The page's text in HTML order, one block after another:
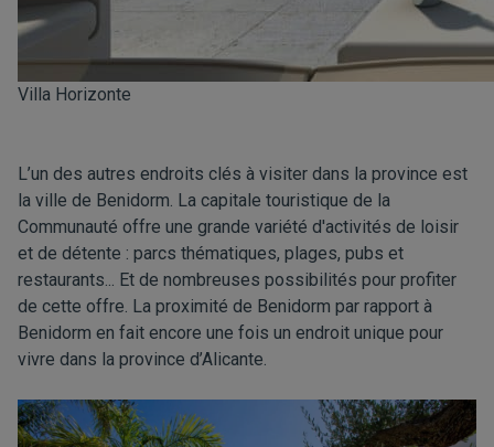
Villa Horizonte
L’un des autres endroits clés à visiter dans la province est
la ville de Benidorm. La capitale touristique de la
Communauté offre une grande variété d'activités de loisir
et de détente : parcs thématiques, plages, pubs et
restaurants... Et de nombreuses possibilités pour profiter
de cette offre. La proximité de Benidorm par rapport à
Benidorm en fait encore une fois un endroit unique pour
vivre dans la province d’Alicante.